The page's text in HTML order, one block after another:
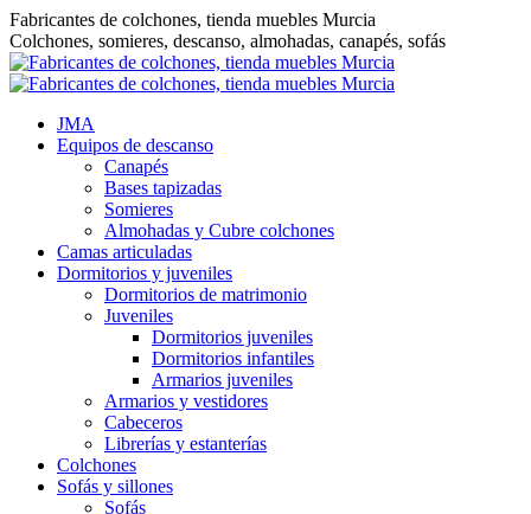
Saltar
al
contenido
Fabricantes de colchones, tienda muebles Murcia
Colchones, somieres, descanso, almohadas, canapés, sofás
JMA
Equipos de descanso
Canapés
Bases tapizadas
Somieres
Almohadas y Cubre colchones
Camas articuladas
Dormitorios y juveniles
Dormitorios de matrimonio
Juveniles
Dormitorios juveniles
Dormitorios infantiles
Armarios juveniles
Armarios y vestidores
Cabeceros
Librerías y estanterías
Colchones
Sofás y sillones
Sofás